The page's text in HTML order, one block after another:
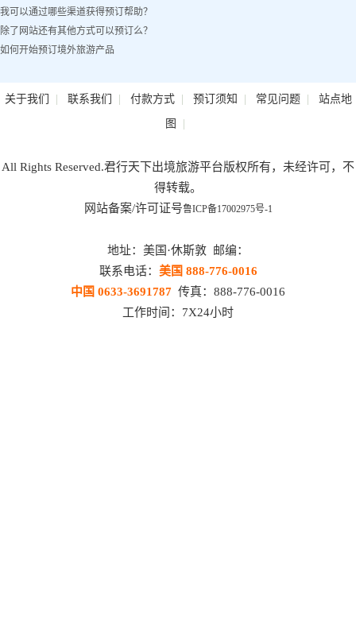
我可以通过哪些渠道获得预订帮助？
除了网站还有其他方式可以预订么？
如何开始预订境外旅游产品
关于我们 | 联系我们 | 付款方式| 预订须知 | 常见问题| 站点地
图 |
All Rights Reserved.君行天下出境旅游平台版权所有，未经许可，不
得转载。
网站备案/许可证号鲁ICP备17002975号-1
地址：美国·休斯敦 邮编：
联系电话： 美国 888-776-0016
中国 0633-3691787 传真：888-776-0016
工作时间：7X24小时